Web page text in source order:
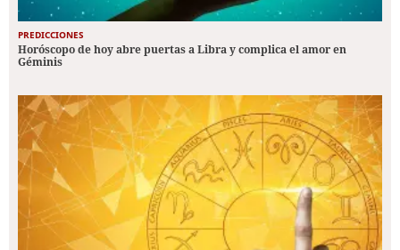
PREDICCIONES
Horóscopo de hoy abre puertas a Libra y complica el amor en
Géminis